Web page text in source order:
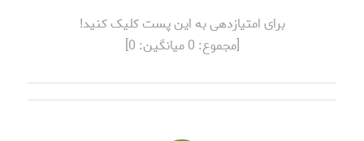
برای امتیازدهی به این پست کلیک کنید!
[مجموع: 0میانگین: 0
]